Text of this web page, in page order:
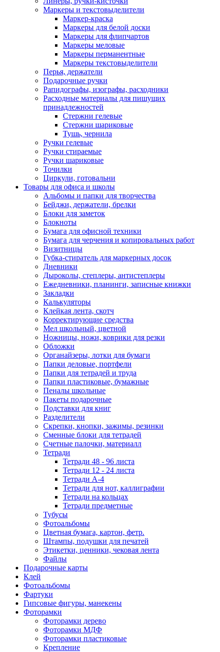
Маркеры и текстовыделители
Маркер-краска
Маркеры для белой доски
Маркеры для флипчартов
Маркеры меловые
Маркеры перманентные
Маркеры текстовыделители
Перья, держатели
Подарочные ручки
Рапидографы, изографы, расходники
Расходные материалы для пишущих
принадлежностей
Стержни гелевые
Стержни шариковые
Тушь, чернила
Ручки гелевые
Ручки стираемые
Ручки шариковые
Точилки
Циркули, готовальни
Товары для офиса и школы
Альбомы и папки для творчества
Бейджи, держатели, брелки
Блоки для заметок
Блокноты
Бумага для офисной техники
Бумага для черчения и копировальных работ
Визитницы
Губка-стиратель для маркерных досок
Дневники
Дыроколы, степлеры, антистеплеры
Ежедневники, планинги, записные книжки
Закладки
Калькуляторы
Клейкая лента, скотч
Корректирующие средства
Мел школьный, цветной
Ножницы, ножи, коврики для резки
Обложки
Органайзеры, лотки для бумаги
Папки деловые, портфели
Папки для тетрадей и труда
Папки пластиковые, бумажные
Пеналы школьные
Пакеты подарочные
Подставки для книг
Разделители
Скрепки, кнопки, зажимы, резинки
Сменные блоки для тетрадей
Счетные палочки, материалл
Тетради
Тетради 48 - 96 листа
Тетради 12 - 24 листа
Тетради А-4
Тетради для нот, каллиграфии
Тетради на кольцах
Тетради предметные
Тубусы
Фотоальбомы
Цветная бумага, картон, фетр.
Штампы, подушки для печатей
Этикетки, ценники, чековая лента
Файлы
Подарочные карты
Клей
Фотоальбомы
Фартуки
Гипсовые фигуры, манекены
Фоторамки
Фоторамки дерево
Фоторамки МДФ
Фоторамки пластиковые
Крепление